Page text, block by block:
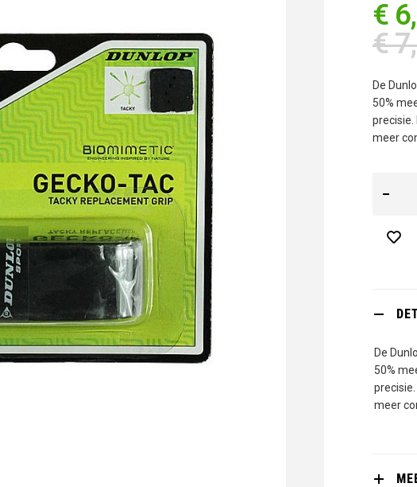
€
€
De
50%
precisie.
meer
De
50%
meer